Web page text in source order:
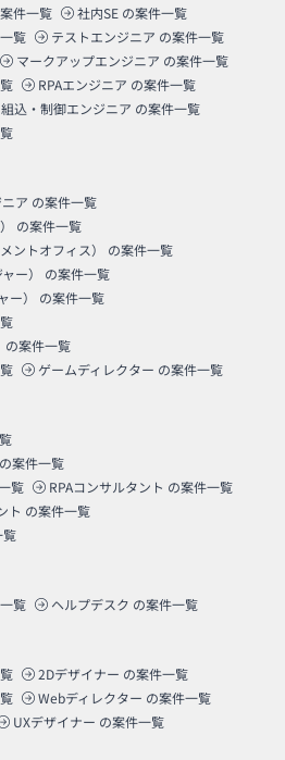
件一覧 社内SE の案件一覧
覧 テストエンジニア の案件一覧
マークアップエンジニア の案件一覧
RPAエンジニア の案件一覧
組込・制御エンジニア の案件一覧
ア の案件一覧
の案件一覧
ントオフィス）
の案件一覧
ー）
の案件一覧
）
の案件一覧
の案件一覧
ゲームディレクター の案件一覧
の案件一覧
覧 RPAコンサルタント の案件一覧
ト の案件一覧
覧
覧 ヘルプデスク の案件一覧
2Dデザイナー の案件一覧
Webディレクター の案件一覧
UXデザイナー の案件一覧